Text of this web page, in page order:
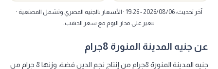
آخر تحديث: 2026/08/06 - 19:26 · الأسعار بالجنيه المصري وتشمل المصنعية ·
تتغير على مدار اليوم مع سعر الذهب.
عن جنيه المدينة المنورة 8جرام
جنيه المدينة المنورة 8جرام من إنتاج نجم الدين فضة، وزنها 8 جرام من